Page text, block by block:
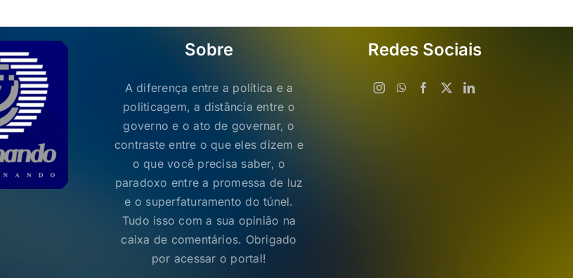
Sobre
A diferença entre a política e a
politicagem, a distância entre o
governo e o ato de governar, o
contraste entre o que eles dizem e
o que você precisa saber, o
paradoxo entre a promessa de luz
e o superfaturamento do túnel.
Tudo isso com a sua opinião na
caixa de comentários. Obrigado
por acessar o portal!
Redes Sociais